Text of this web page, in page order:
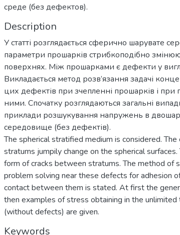
среде (без дефектов).
Description
У статті розглядається сферично шарувате
параметри прошарків стрибкоподібно
поверхнях. Між прошарками є дефекти у
Викладається метод розв’язання задачі
цих дефектів при зчепленні прошарків і при
ними. Спочатку розглядаються загальні
приклади розшукування напружень в
середовище (без дефектів).
The spherical stratified medium is considered.
stratums jumpily change on the spherical
form of cracks between stratums. The method of
problem solving near these defects for adhesion
contact between them is stated. At first the
then examples of stress obtaining in the
(without defects) are given.
Keywords